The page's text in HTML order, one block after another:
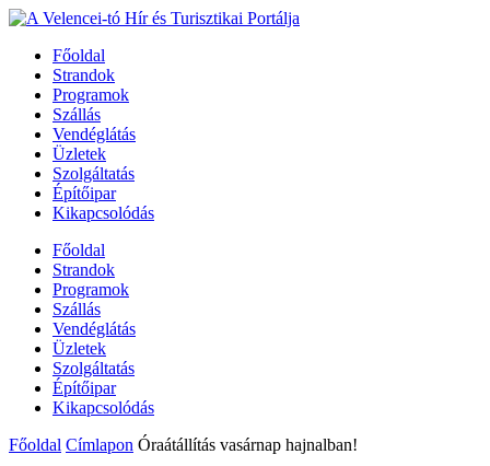
Főoldal
Strandok
Programok
Szállás
Vendéglátás
Üzletek
Szolgáltatás
Építőipar
Kikapcsolódás
Főoldal
Strandok
Programok
Szállás
Vendéglátás
Üzletek
Szolgáltatás
Építőipar
Kikapcsolódás
Főoldal Címlapon Óraátállítás vasárnap hajnalban!